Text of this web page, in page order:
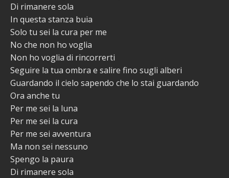
Di rimanere sola
In questa stanza buia
Solo tu sei la cura per me
No che non ho voglia
Non ho voglia di rincorrerti
Seguire la tua ombra e salire fino sugli alberi
Guardando il cielo sapendo che lo stai guardando
Ora anche tu
Per me sei la luna
Per me sei la cura
Per me sei avventura
Ma non sei nessuno
Spengo la paura
Di rimanere sola